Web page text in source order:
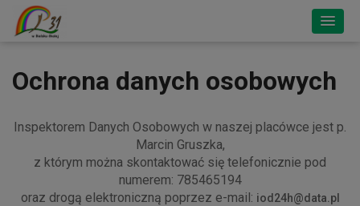
Ochrona danych osobowych
Inspektorem Danych Osobowych w naszej placówce jest p.
Marcin Gruszka,
z którym można skontaktować się telefonicznie pod
numerem: 785465194
oraz drogą elektroniczną poprzez e-mail: iod24h@data.pl